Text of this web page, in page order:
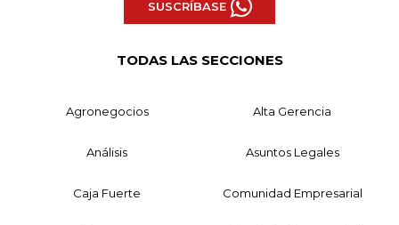
SUSCRÍBASE
TODAS LAS SECCIONES
Agronegocios Alta Gerencia
Análisis Asuntos Legales
Caja Fuerte Comunidad Empresarial